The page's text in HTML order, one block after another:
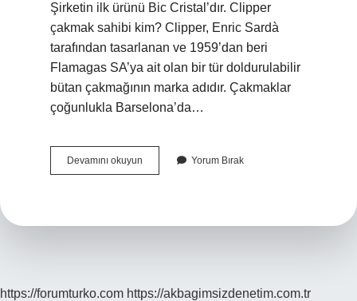
Şirketin ilk ürünü Bic Cristal’dır. Clipper
çakmak sahibi kim? Clipper, Enric Sardà
tarafından tasarlanan ve 1959’dan beri
Flamagas SA’ya ait olan bir tür doldurulabilir
bütan çakmağının marka adıdır. Çakmaklar
çoğunlukla Barselona’da…
Devamını okuyun Çakmak
Kimin
Yorum Bırak
https://forumturko.com https://akbagimsizdenetim.com.tr